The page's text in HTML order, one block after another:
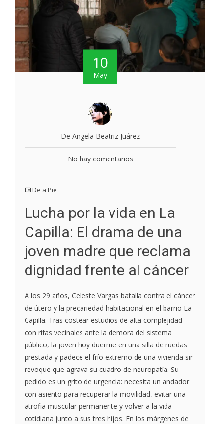
10
May
De Angela Beatriz Juárez
No hay comentarios
De a Pie
Lucha por la vida en La
Capilla: El drama de una
joven madre que reclama
dignidad frente al cáncer
A los 29 años, Celeste Vargas batalla contra el cáncer
de útero y la precariedad habitacional en el barrio La
Capilla. Tras costear estudios de alta complejidad
con rifas vecinales ante la demora del sistema
público, la joven hoy duerme en una silla de ruedas
prestada y padece el frío extremo de una vivienda sin
revoque que agrava su cuadro de neuropatía. Su
pedido es un grito de urgencia: necesita un andador
con asiento para recuperar la movilidad, evitar una
atrofia muscular permanente y volver a la vida
cotidiana junto a sus tres hijos. En los márgenes de